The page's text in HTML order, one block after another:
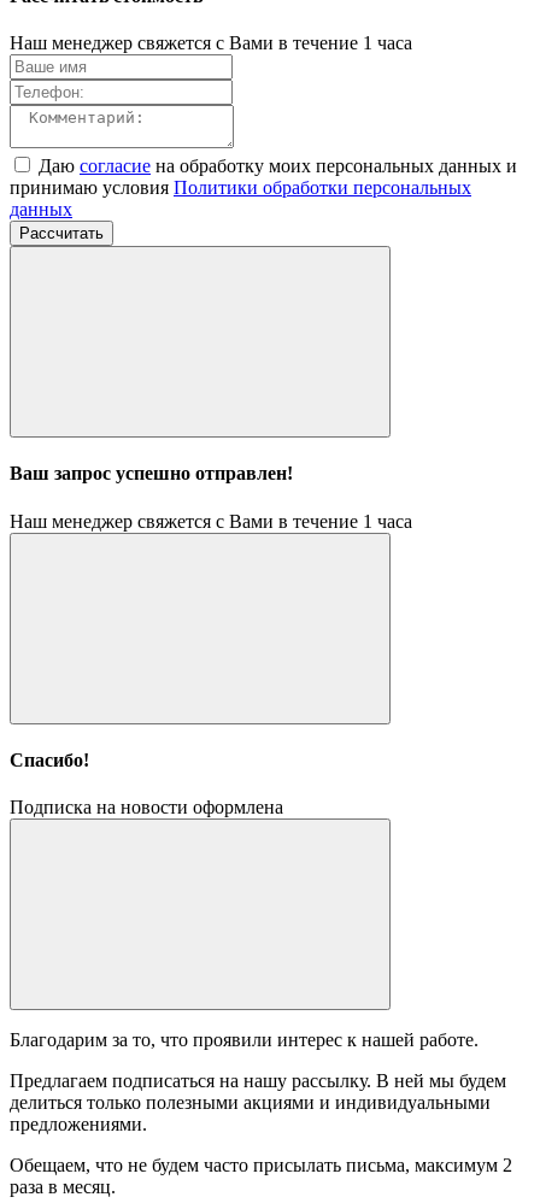
Наш менеджер свяжется с Вами в течение 1 часа
Даю согласие на обработку моих персональных данных и
принимаю условия Политики обработки персональных
данных
Рассчитать
Ваш запрос успешно отправлен!
Наш менеджер свяжется с Вами в течение 1 часа
Спасибо!
Подписка на новости оформлена
Благодарим за то, что проявили интерес к нашей работе.
Предлагаем подписаться на нашу рассылку. В ней мы будем
делиться только полезными акциями и индивидуальными
предложениями.
Обещаем, что не будем часто присылать письма, максимум 2
раза в месяц.